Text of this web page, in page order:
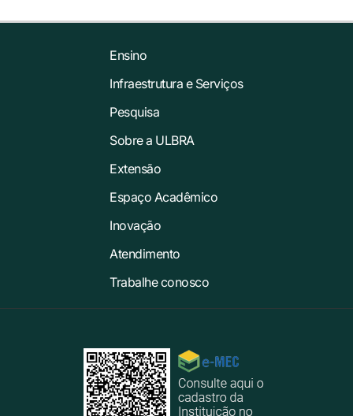
Ensino
Infraestrutura e Serviços
Pesquisa
Sobre a ULBRA
Extensão
Espaço Acadêmico
Inovação
Atendimento
Trabalhe conosco